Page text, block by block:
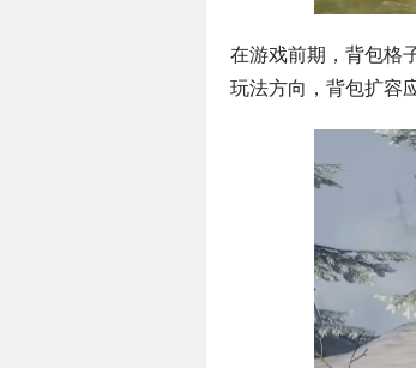
在游戏前期，背包格
玩法方向，背包扩容